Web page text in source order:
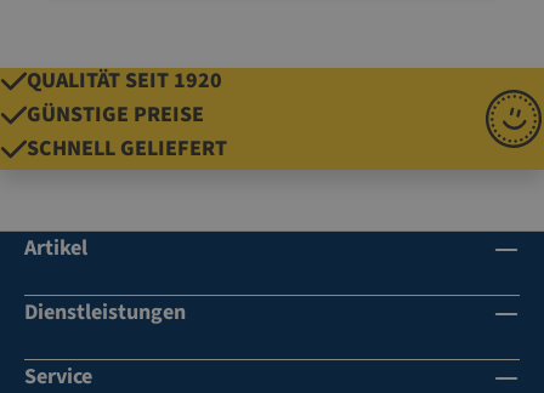
QUALITÄT SEIT 1920
GÜNSTIGE PREISE
SCHNELL GELIEFERT
Artikel
Dienstleistungen
Service